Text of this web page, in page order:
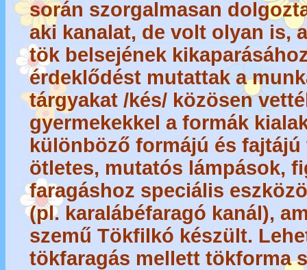
során szorgalmasan
aki kanalat, de volt olyan is,
tök belsejének
érdeklődést mutattak a
tárgyakat /kés/ közösen
gyermekekkel a formák
különböző formájú és
ötletes, mutatós lámpások,
faragáshoz speciális
(pl. karalábéfaragó kanál),
szemű Tökfilkó készült.
tökfaragás mellett tökforma